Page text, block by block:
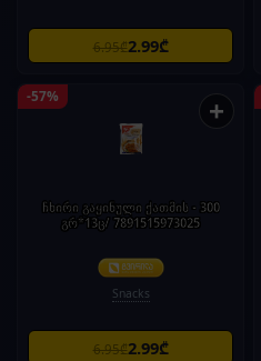
6.95₾2.99₾
-57% +
ჩხირი გაყინული ქათმის - 300
გრ*13ც/ 7891515973025
Snacks
6.95₾2.99₾